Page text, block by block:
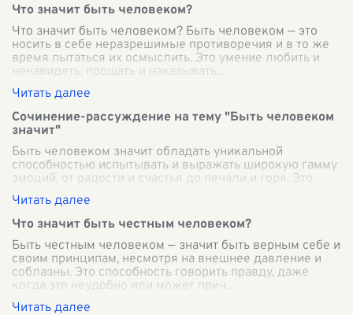
Что значит быть человеком?
Что значит быть человеком? Быть человеком — это
носить в себе неразрешимые противоречия и в то же
время пытаться их осмыслить. Это умение любить и
ненавидеть, прощать и наказывать
Сочинение-рассуждение на тему "Быть человеком
значит"
Быть человеком значит обладать уникальной
способностью испытывать и выражать широкую гамму
эмоций, от радости и счастья до печали и горя. Это
значит познавать мир через призму опыт
Что значит быть честным человеком?
Быть честным человеком — значит быть верным себе и
своим принципам, несмотря на внешнее давление и
соблазны. Это способность говорить правду, даже
когда это неудобно или может прич